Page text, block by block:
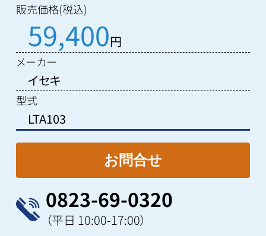
販売価格(税込)
59,400円
メーカー
イセキ
型式
LTA103
0823-69-0320
（平日 10:00-17:00）